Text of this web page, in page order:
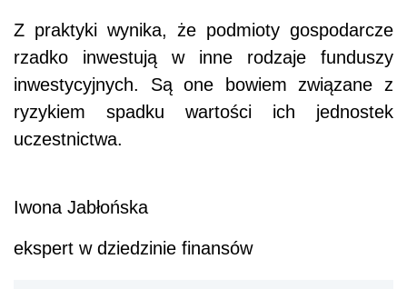
Z praktyki wynika, że podmioty gospodarcze
rzadko inwestują w inne rodzaje funduszy
inwestycyjnych. Są one bowiem związane z
ryzykiem spadku wartości ich jednostek
uczestnictwa.
Iwona Jabłońska
ekspert w dziedzinie finansów